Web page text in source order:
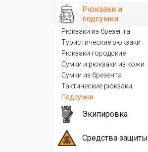
Рюкзаки и
подсумки
Рюкзаки из брезента
Туристические рюкзаки
Рюкзаки городские
Сумки и рюкзаки из кожи
Сумки из брезента
Тактические рюкзаки
Подсумки
Экипировка
Средства защиты